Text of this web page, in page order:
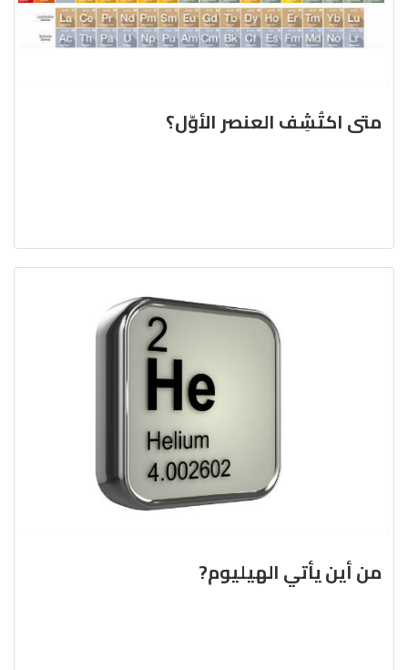
متى اكتُشِف العنصر الأوّل؟
من أين يأتي الهيليوم?